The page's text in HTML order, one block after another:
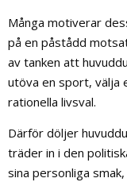
Många motiverar
på en påstådd
av tanken att
utöva en sport, välja
rationella livsval.
Därför döljer
träder in i den
sina personliga